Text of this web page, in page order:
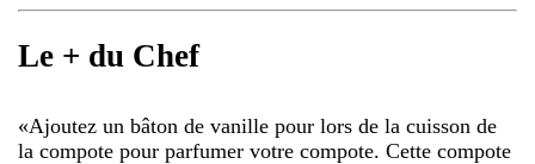
Le + du Chef
«Ajoutez un bâton de vanille pour lors de la cuisson de
la compote pour parfumer votre compote. Cette compote